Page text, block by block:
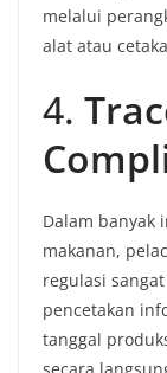
melalui
alat atau
4.
Dalam banyak
makanan,
regulasi
pencetakan
tanggal